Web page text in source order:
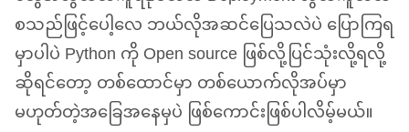
စသည်ဖြင့်ပေါ့လေ ဘယ်လိုအဆင်ပြေသလဲပဲ ပြောကြရ
မှာပါပဲ Python ကို Open source ဖြစ်လို့ပြင်သုံးလို့ရလို့
ဆိုရင်တော့ တစ်ထောင်မှာ တစ်ယောက်လိုအပ်မှာ
မဟုတ်တဲ့အခြေအနေမှပဲ ဖြစ်ကောင်းဖြစ်ပါလိမ့်မယ်။